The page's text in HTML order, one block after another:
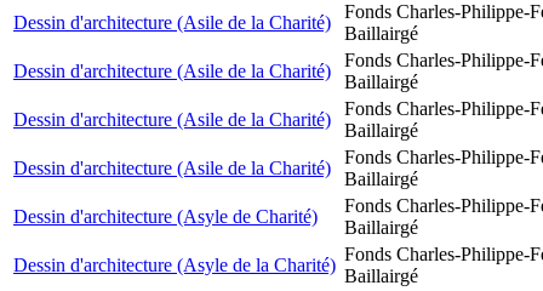
Dessin d'architecture (Asile de la Charité)
Fonds Charles-Philippe-
Baillairgé
Dessin d'architecture (Asile de la Charité)
Fonds Charles-Philippe-
Baillairgé
Dessin d'architecture (Asile de la Charité)
Fonds Charles-Philippe-
Baillairgé
Dessin d'architecture (Asile de la Charité)
Fonds Charles-Philippe-
Baillairgé
Dessin d'architecture (Asyle de Charité)
Fonds Charles-Philippe-
Baillairgé
Dessin d'architecture (Asyle de la Charité)
Fonds Charles-Philippe-
Baillairgé